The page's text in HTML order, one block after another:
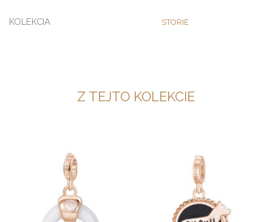
KOLEKCIA STORIE
Z TEJTO KOLEKCIE